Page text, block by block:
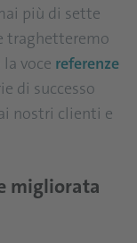
più di sette
traghetteremo
voce referenze
di successo
nostri clienti e
migliorata